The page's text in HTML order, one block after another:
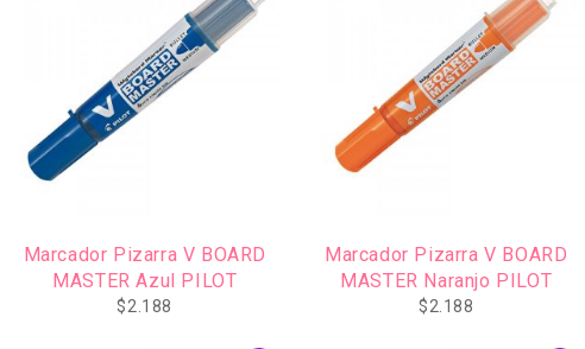
Marcador Pizarra V BOARD
MASTER Azul PILOT
$2.188
Marcador Pizarra V BOARD
MASTER Naranjo PILOT
$2.188